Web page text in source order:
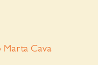
Marta Cava